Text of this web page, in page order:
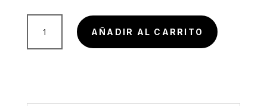
Decorativo
Unicornio
AÑADIR AL CARRITO